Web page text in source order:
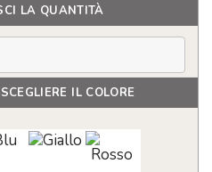
LA QUANTITÀ
IL COLORE